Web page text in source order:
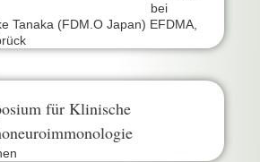
bei
Tanaka (FDM.O Japan) EFDMA,
für Klinische